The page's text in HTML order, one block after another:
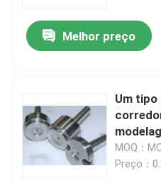
Produtos
Peças plásticas da
Melhor preço
Um
B
MOQ：
Preço：